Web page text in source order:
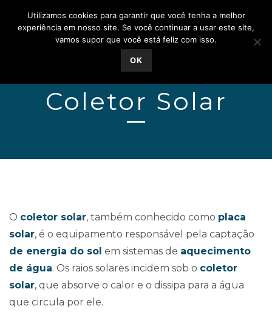
Coletor Solar
O coletor solar, também conhecido como placa
solar, é o equipamento responsável pela captação
de energia do sol em sistemas de aquecimento
de água. Os raios solares incidem sob o coletor
solar, que absorve o calor e o dissipa para a água
que circula por ele.
Utilizamos cookies para garantir que você tenha a melhor
experiência em nosso site. Se você continuar a usar este site,
vamos supor que você está feliz com isso.
OK